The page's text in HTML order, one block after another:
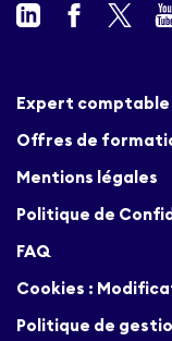
Expert comptable
Offres de
Mentions légales
Politique de
FAQ
Cookies :
Politique de